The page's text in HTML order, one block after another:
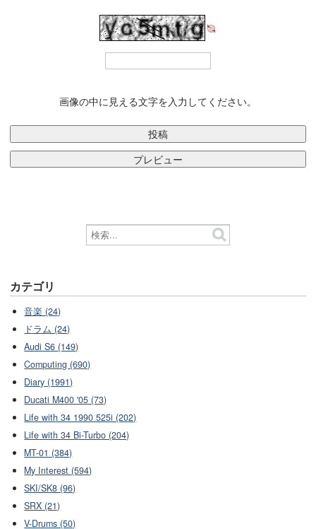
画像の中に見える文字を入力してください。
カテゴリ
音楽 (24)
ドラム (24)
Audi S6 (149)
Computing (690)
Diary (1991)
Ducati M400 '05 (73)
Life with 34 1990 525i (202)
Life with 34 Bi-Turbo (204)
MT-01 (384)
My Interest (594)
SKI/SK8 (96)
SRX (21)
V-Drums (50)